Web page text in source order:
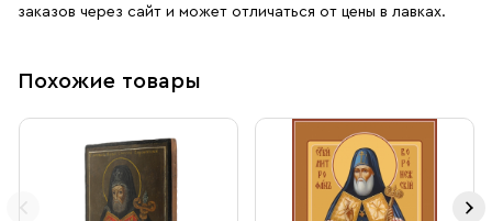
заказов через сайт и может отличаться от цены в лавках.
Похожие товары